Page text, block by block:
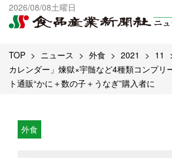
2026/08/08土曜日
出版物一覧へ
試読・購読申し込み
TOP ニュース 外食 2021 11
カレンダー」煉獄×宇髄など4種類コンプリ
ト通販“かに＋数の子＋うなぎ”購入者に
外食